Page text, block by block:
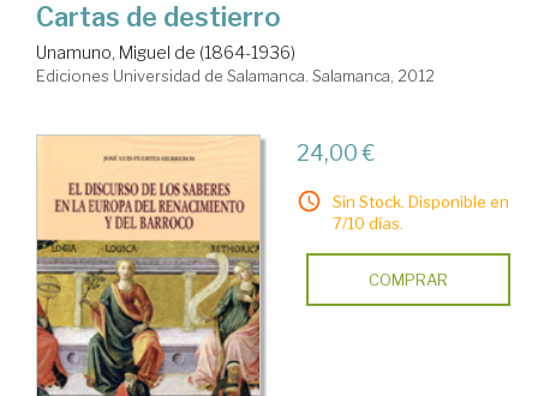
Cartas de destierro
Unamuno, Miguel de (1864-1936)
Ediciones Universidad de Salamanca. Salamanca, 2012
24,00 €
Sin Stock. Disponible en
7/10 días.
COMPRAR